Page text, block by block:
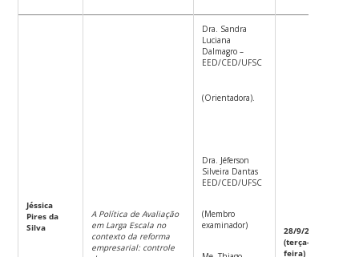
Jéssica
Pires da
Silva
A Política de Avaliação
em Larga Escala no
contexto da reforma
empresarial: controle
Dra. Sandra
Luciana
Dalmagro –
EED/CED/UFSC
(Orientadora).
Dra. Jéferson
Silveira Dantas
EED/CED/UFSC
(Membro
examinador)
28/9/2021
(terça-
feira)